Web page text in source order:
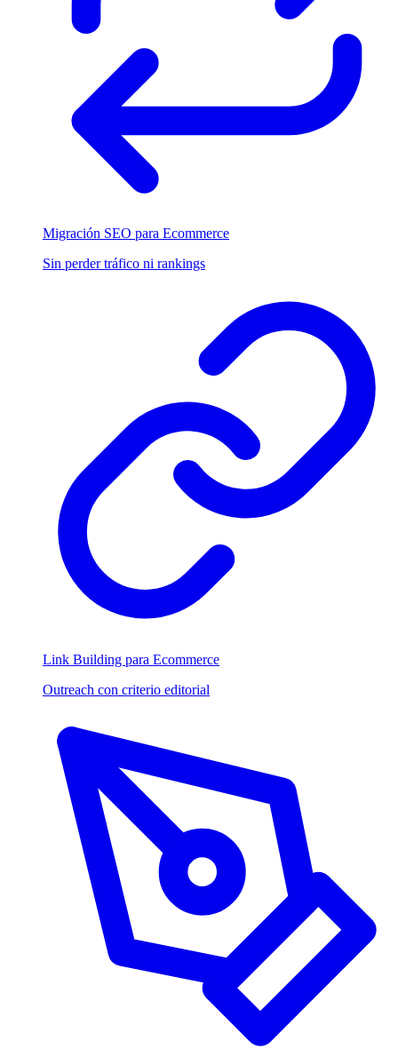
Migración SEO para Ecommerce
Sin perder tráfico ni rankings
Link Building para Ecommerce
Outreach con criterio editorial